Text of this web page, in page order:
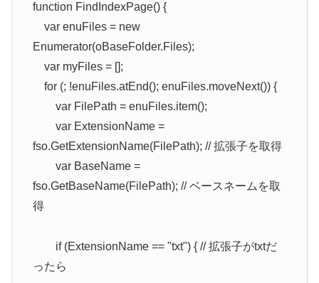
function FindIndexPage() {
var enuFiles = new
Enumerator(oBaseFolder.Files);
var myFiles = [];
for (; !enuFiles.atEnd(); enuFiles.moveNext()) {
var FilePath = enuFiles.item();
var ExtensionName =
fso.GetExtensionName(FilePath); // 拡張子を取得
var BaseName =
fso.GetBaseName(FilePath); // ベースネームを取
得
if (ExtensionName == "txt") { // 拡張子がtxtだ
ったら